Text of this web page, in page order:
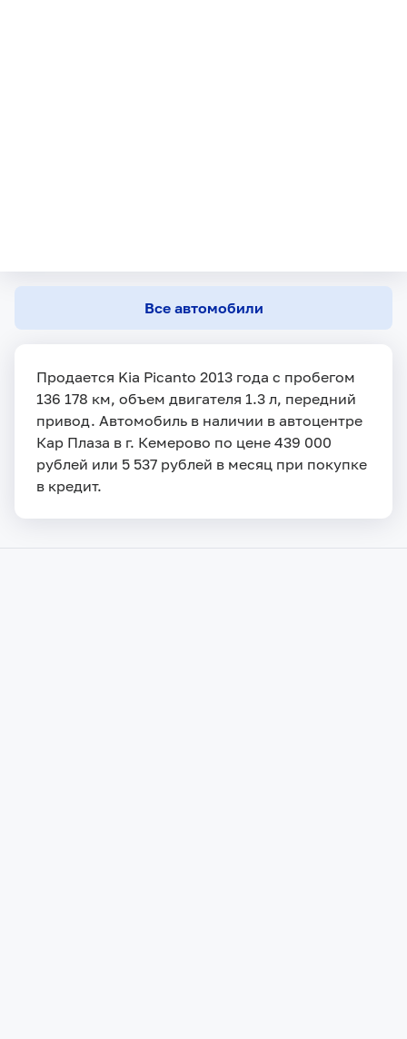
Все автомобили
Продается Kia Picanto 2013 года с пробегом
136 178 км, объем двигателя 1.3 л, передний
привод. Автомобиль в наличии в автоцентре
Кар Плаза в г. Кемерово по цене 439 000
рублей или 5 537 рублей в месяц при покупке
в кредит.